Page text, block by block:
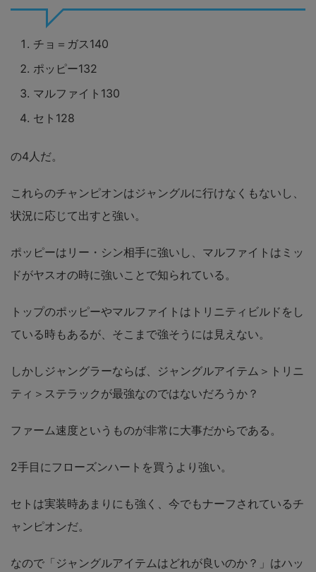
チョ＝ガス140
ポッピー132
マルファイト130
セト128
の4人だ。
これらのチャンピオンはジャングルに行けなくもないし、
状況に応じて出すと強い。
ポッピーはリー・シン相手に強いし、マルファイトはミッ
ドがヤスオの時に強いことで知られている。
トップのポッピーやマルファイトはトリニティビルドをし
ている時もあるが、そこまで強そうには見えない。
しかしジャングラーならば、ジャングルアイテム＞トリニ
ティ＞ステラックが最強なのではないだろうか？
ファーム速度というものが非常に大事だからである。
2手目にフローズンハートを買うより強い。
セトは実装時あまりにも強く、今でもナーフされているチ
ャンピオンだ。
なので「ジャングルアイテムはどれが良いのか？」はハッ